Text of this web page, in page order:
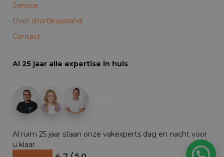
Service
Over shortleaseland
Contact
Al 25 jaar alle expertise in huis
Al ruim 25 jaar staan onze vakexperts dag en nacht voor
u klaar.